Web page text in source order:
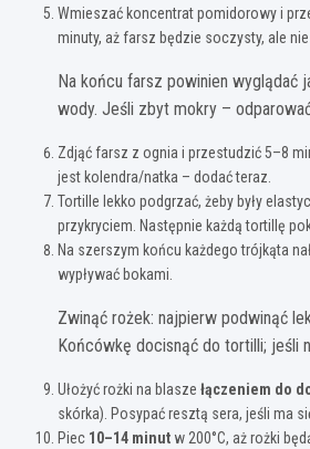
Wmieszać koncentrat pomidorowy i
minuty, aż farsz będzie soczysty, ale nie
Na końcu farsz powinien wyglądać
wody. Jeśli zbyt mokry –
Zdjąć farsz z ognia i przestudzić 5–8
jest kolendra/natka – dodać teraz.
Tortille lekko podgrzać, żeby były
przykryciem. Następnie każdą tortillę
Na szerszym końcu każdego trójkąta
wypływać bokami.
Zwinąć rożek: najpierw podwinąć
Końcówkę docisnąć do tortilli; jeśli
Ułożyć rożki na blasze łączeniem do
skórka). Posypać resztą sera, jeśli ma
Piec 10–14 minut w 200°C, aż rożki